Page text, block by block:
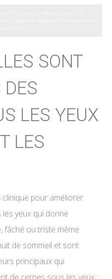
SONT
LES YEUX
LES
pour améliorer
les yeux qui donne
fâché ou triste même
de sommeil et sont
principaux qui